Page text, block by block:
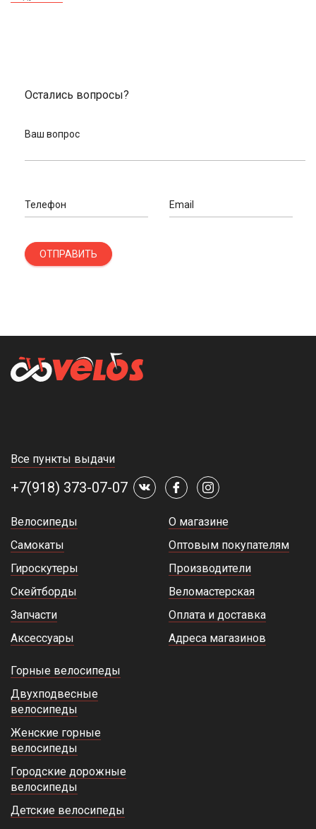
Остались вопросы?
Ваш вопрос
Телефон Email
ОТПРАВИТЬ
Все пункты выдачи
+7(918) 373-07-07
Велосипеды
Самокаты
Гироскутеры
Скейтборды
Запчасти
Аксессуары
О магазине
Оптовым покупателям
Производители
Веломастерская
Оплата и доставка
Адреса магазинов
Горные велосипеды
Двухподвесные
велосипеды
Женские горные
велосипеды
Городские дорожные
велосипеды
Детские велосипеды